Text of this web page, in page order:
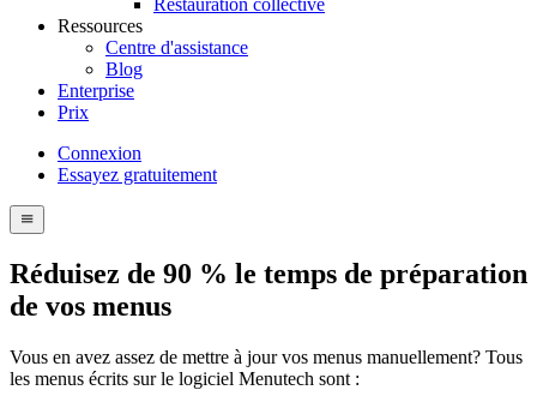
Restauration collective
Ressources
Centre d'assistance
Blog
Enterprise
Prix
Menutech
navigation
Connexion
Essayez gratuitement
menu
Réduisez de 90 % le temps de préparation
de vos menus
Vous en avez assez de mettre à jour vos menus manuellement? Tous
les menus écrits sur le logiciel Menutech sont :